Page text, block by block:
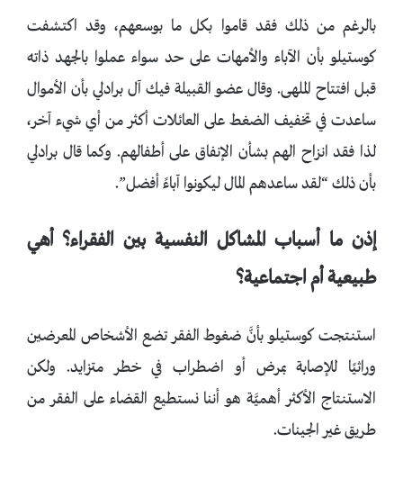
بالرغم من ذلك فقد قاموا بكل ما بوسعهم، وقد اكتشفت
كوستيلو بأن الآباء والأمهات على حد سواء عملوا بالجهد ذاته
قبل افتتاح الملهى. وقال عضو القبيلة فيك آل برادلي بأن الأموال
ساعدت في تخفيف الضغط على العائلات أكثر من أي شيء آخر،
لذا فقد انزاح الهم بشأن الإنفاق على أطفالهم. وكما قال برادلي
بأن ذلك “لقد ساعدهم المال ليكونوا آباءً أفضل”.
إذن ما أسباب المشاكل النفسية بين الفقراء؟ أهي
طبيعية أم اجتماعية؟
استنتجت كوستيلو بأنَّ ضغوط الفقر تضع الأشخاص المعرضين
وراثيًا للإصابة بمرض أو اضطراب في خطر متزايد. ولكن
الاستنتاج الأكثر أهميَّة هو أننا نستطيع القضاء على الفقر من
طريق غير الجينات.